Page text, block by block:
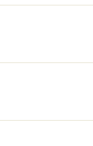
(1Kg)